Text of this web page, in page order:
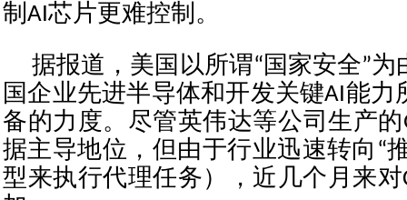
制AI芯片更难控制。
据报道，美国以所谓“国家安全”
国企业先进半导体和开发关键AI能力
备的力度。尽管英伟达等公司生产的
据主导地位，但由于行业迅速转向“
型来执行代理任务），近几个月来对